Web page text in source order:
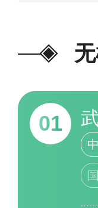
水平、
等评估
型而得
现的结
01